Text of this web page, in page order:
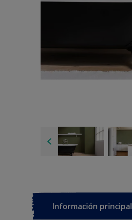
Información principal